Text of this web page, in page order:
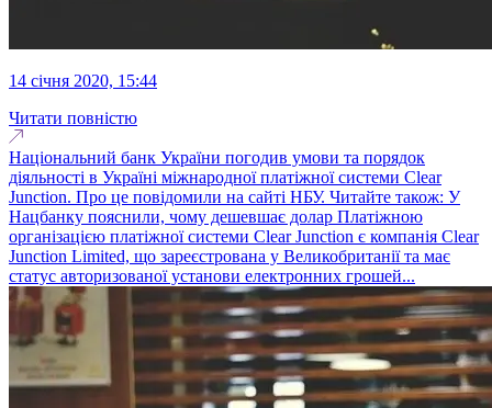
14 січня 2020, 15:44
Читати повністю
Національний банк України погодив умови та порядок
діяльності в Україні міжнародної платіжної системи Clear
Junction. Про це повідомили на сайті НБУ. Читайте також: У
Нацбанку пояснили, чому дешевшає долар Платіжною
організацією платіжної системи Clear Junction є компанія Clear
Junction Limited, що зареєстрована у Великобританії та має
статус авторизованої установи електронних грошей...